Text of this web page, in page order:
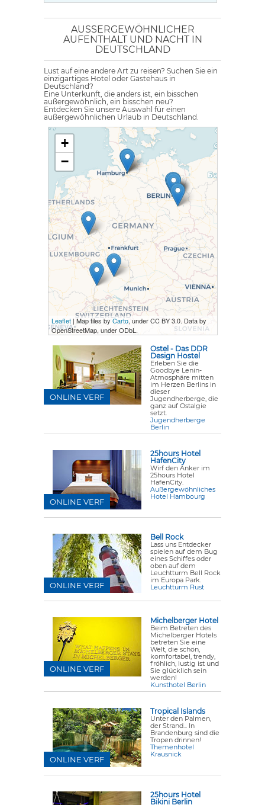
AUSSERGEWÖHNLICHER A
UFENTHALT UND NACHT IN D
EUTSCHLAND
Lust auf eine andere Art zu reisen? Suchen Sie ein
einzigartiges Hotel oder Gästehaus in
Deutschland?
Eine Unterkunft, die anders ist, ein bisschen
außergewöhnlich, ein bisschen neu?
Entdecken Sie unsere Auswahl für einen
außergewöhnlichen Urlaub in Deutschland.
+
−
Leaflet| Map tiles byCarto, under CC BY 3.0. Data by
OpenStreetMap, under ODbL.
Ostel - Das DDR
Design Hostel
Erleben Sie die
Goodbye Lenin-
Atmosphäre mitten
im Herzen Berlins in
dieser
Jugendherberge, die
ganz auf Ostalgie
setzt.
Jugendherberge
Berlin
ONLINE VERF
25hours Hotel
HafenCity
Wirf den Anker im
25hours Hotel
HafenCity.
Außergewöhnliches
Hotel Hambourg
ONLINE VERF
Bell Rock
Lass uns Entdecker
spielen auf dem Bug
eines Schiffes oder
oben auf dem
Leuchtturm Bell Rock
im Europa Park.
Leuchtturm Rust
ONLINE VERF
Michelberger Hotel
Beim Betreten des
Michelberger Hotels
betreten Sie eine
Welt, die schön,
komfortabel, trendy,
fröhlich, lustig ist und
Sie glücklich sein
werden!
Kunsthotel Berlin
ONLINE VERF
Tropical Islands
Unter den Palmen,
der Strand... In
Brandenburg sind die
Tropen drinnen!
Themenhotel
Krausnick
ONLINE VERF
25hours Hotel
Bikini Berlin